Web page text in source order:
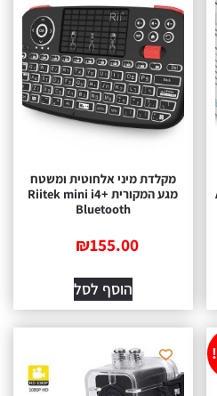
מקלדת מיני אלחוטית ומשטח
מגע המקורית Riitek mini i4+
Bluetooth
₪155.00
הוסף לסל